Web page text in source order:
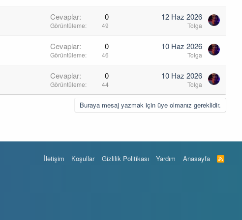
Cevaplar 0
Görüntüleme 49
12 Haz 2026
Tolga
Cevaplar 0
Görüntüleme 46
10 Haz 2026
Tolga
Cevaplar 0
Görüntüleme 44
10 Haz 2026
Tolga
Buraya mesaj yazmak için üye olmanız gereklidir.
İletişim Koşullar Gizlilik Politikası Yardım Anasayfa
R
S